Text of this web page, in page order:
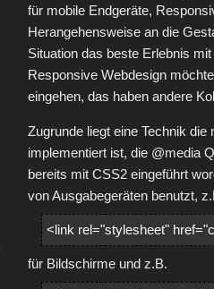
für mobile Endgeräte,
Herangehensweise an die
Situation das beste Erlebnis
Responsive Webdesign
eingehen, das haben andere
Zugrunde liegt eine Technik
implementiert ist, die @media
bereits mit CSS2 eingeführt
von Ausgabegeräten benutzt,
<link rel="stylesheet"
für Bildschirme und z.B.